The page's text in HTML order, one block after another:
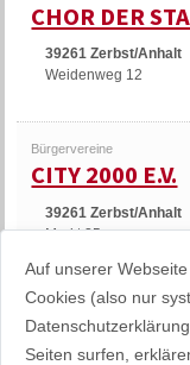
Auf unserer
Cookies (also nur
Seiten surfen,
CHOR DER
39261 Zerbst/Anhalt
Weidenweg 12
Bürgervereine
CITY 2000 E.V.
39261 Zerbst/Anhalt
Markt 25
Brauchtum / Heimat
COYOTE E.V.